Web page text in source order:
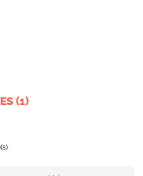
(1)